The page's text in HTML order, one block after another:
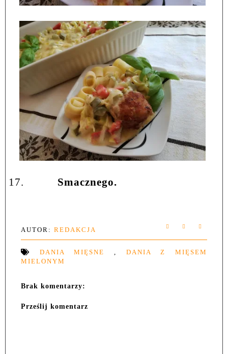
17. Smacznego.
AUTOR: REDAKCJA
DANIA MIĘSNE
DANIA Z MIĘSEM
MIELONYM
Brak komentarzy:
Prześlij komentarz